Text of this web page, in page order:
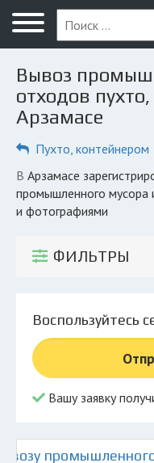
Главная
Вопрос юристу
Арзамас
ПОЛЬЗОВАТЕЛЯМ
Компании
Экоблог
Личный кабинет
Вывоз
отходов
Арзамасе
Пухто, контейнером
в Арзамасе зарегистрирована 1 компания по вывозу
промышленного мусора
и фотографиями
ФИЛЬТРЫ
Воспользуйтесь
Вашу заявку